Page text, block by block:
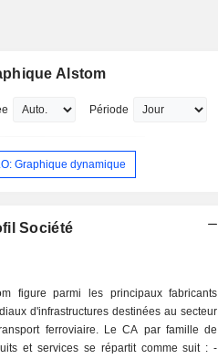
Alstom
Période
Graphique dynamique
Société
figure parmi les principaux fabricants
d'infrastructures destinées au secteur
ferroviaire. Le CA par famille de
et services se répartit comme suit : -